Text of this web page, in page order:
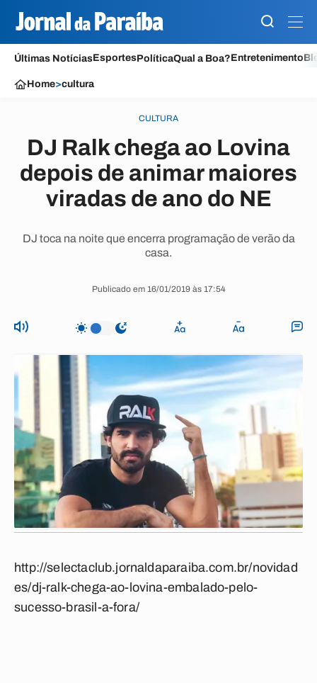
Últimas NotíciasEsportesPolíticaQual a Boa?Entretenimento
Home>cultura
CULTURA
DJ Ralk chega ao Lovina
depois de animar maiores
viradas de ano do NE
DJ toca na noite que encerra programação de verão da
casa.
Publicado em 16/01/2019 às 17:54
http://selectaclub.jornaldaparaiba.com.br/novidad
es/dj-ralk-chega-ao-lovina-embalado-pelo-
sucesso-brasil-a-fora/